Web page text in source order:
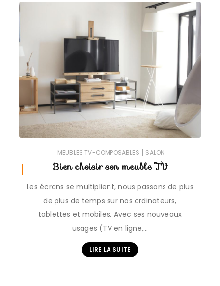
MEUBLES TV-COMPOSABLES | SALON
Bien choisir son meuble TV
Les écrans se multiplient, nous passons de plus
de plus de temps sur nos ordinateurs,
tablettes et mobiles. Avec ses nouveaux
usages (TV en ligne,…
LIRE LA SUITE